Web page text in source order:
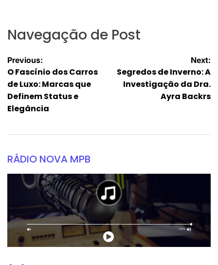
Navegação de Post
Previous:
O Fascínio dos Carros
de Luxo: Marcas que
Definem Status e
Elegância
Next:
Segredos de Inverno: A
Investigação da Dra.
Ayra Backrs
RÁDIO NOVA MPB